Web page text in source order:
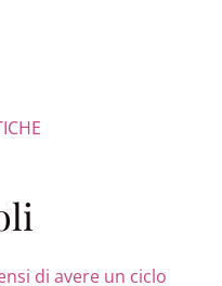
di avere un ciclo